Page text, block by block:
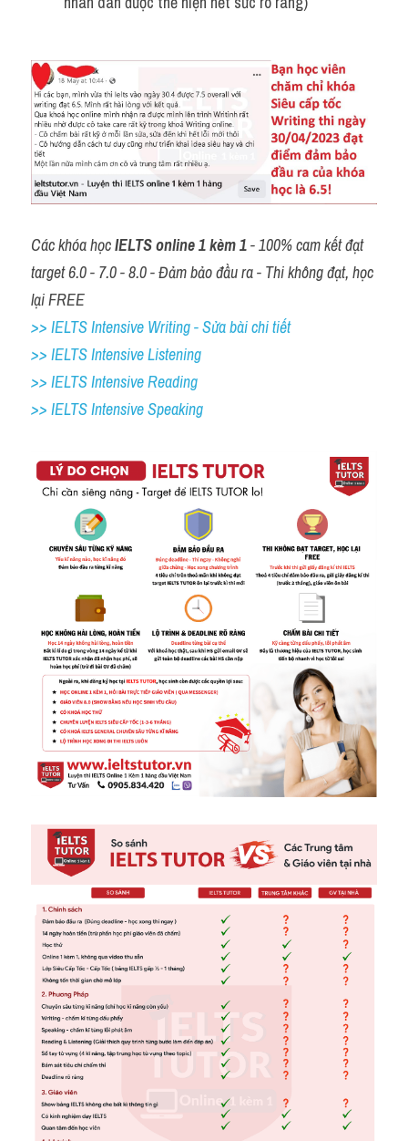
Các khóa học IELTS online 1 kèm 1 - 100% cam kết đạt
target 6.0 - 7.0 - 8.0 - Đảm bảo đầu ra - Thi không đạt, học
lại FREE
>> IELTS Intensive Writing - Sửa bài chi tiết
>> IELTS Intensive Listening
>> IELTS Intensive Reading
>> IELTS Intensive Speaking